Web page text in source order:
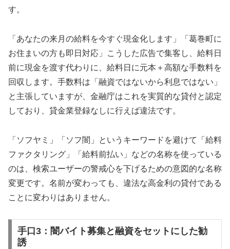
す。
「あなたの来月の給料を今すぐ現金化します」「葛巻町に
お住まいの方も即日対応」こうした広告で集客し、給料日
前に現金を渡す代わりに、給料日に元本＋高額な手数料を
回収します。手数料は「融資ではないから利息ではない」
と主張していますが、金融庁はこれを実質的な貸付と認定
しており、貸金業登録なしに行えば違法です。
「ソフヤミ」「ソフ闇」というキーワードを避けて「給料
ファクタリング」「給料前払い」などの名称を使っている
のは、検索ユーザーの警戒心を下げるための意図的な名称
変更です。名前が変わっても、違法な高金利の貸付である
ことに変わりはありません。
手口3：闇バイト募集と融資をセットにした勧
誘